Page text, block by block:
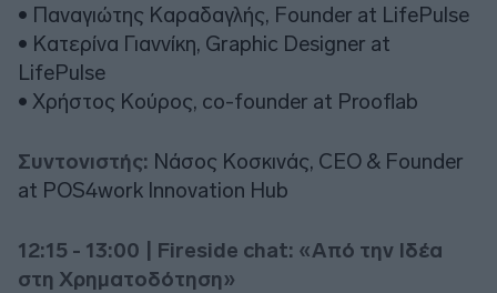
• Παναγιώτης Καραδαγλής, Founder at LifePulse
• Κατερίνα Γιαννίκη, Graphic Designer at
LifePulse
• Χρήστος Κούρος, co-founder at Prooflab
Συντονιστής: Νάσος Κοσκινάς, CEO & Founder
at POS4work Innovation Hub
12:15 - 13:00 | Fireside chat: «Από την Ιδέα
στη Χρηματοδότηση»